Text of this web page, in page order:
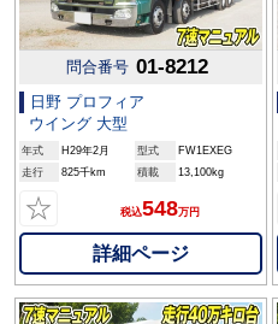
問合番号 01-8212
日野 プロフィア
ウイング 大型
年式 H29年2月 型式
FW1EXEG
走行
825千km 積載 13,100kg
☆ 税込548万円
詳細ページ